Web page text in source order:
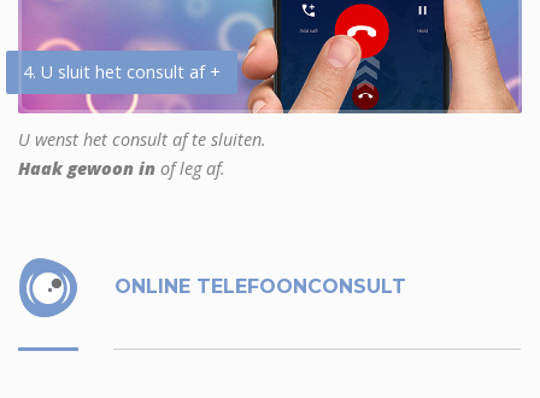
4. U sluit het consult af +
U wenst het consult af te sluiten.
Haak gewoon in of leg af.
ONLINE TELEFOONCONSULT